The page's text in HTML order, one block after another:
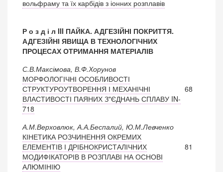
вольфраму та їх карбідів з іонних розплавів
Р о з д і л III ПАЙКА. АДГЕЗІЙНІ ПОКРИТТЯ.
АДГЕЗІЙНІ ЯВИЩА В ТЕХНОЛОГІЧНИХ
ПРОЦЕСАХ ОТРИМАННЯ МАТЕРІАЛІВ
С.В.Максімова, В.Ф.Хорунов
МОРФОЛОГІЧНІ ОСОБЛИВОСТІ
СТРУКТУРОУТВОРЕННЯ І МЕХАНІЧНІ
ВЛАСТИВОСТІ ПАЯНИХ З"ЄДНАНЬ СПЛАВУ IN-
718
68
А.М.Верховлюк, А.А.Беспалий, Ю.М.Левченко
КІНЕТИКА РОЗЧИНЕННЯ ОКРЕМИХ
ЕЛЕМЕНТІВ І ДРІБНОКРИСТАЛІЧНИХ
МОДИФІКАТОРІВ В РОЗПЛАВІ НА ОСНОВІ
АЛЮМІНІЮ
81